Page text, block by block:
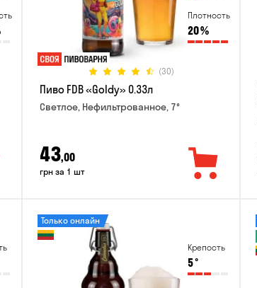
Плотность
20%
(30)
Пиво FDB «Goldy» 0.33л
Светлое, Нефильтрованное, 7°
43,00
грн за 1 шт
Крепость
5°
Только онлайн